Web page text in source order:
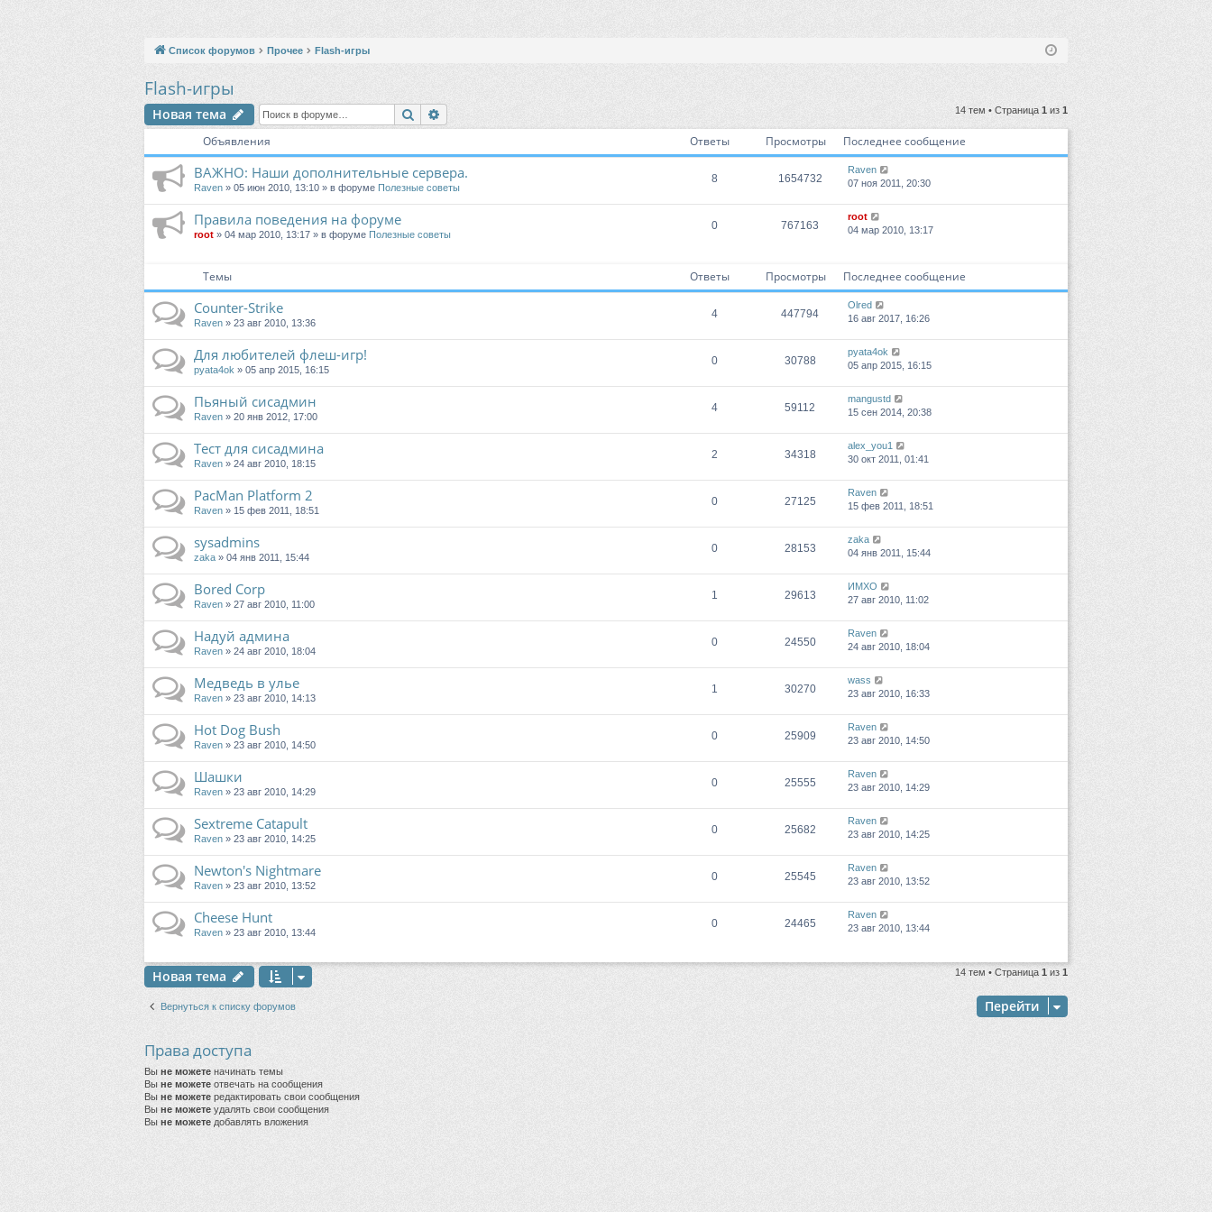
Список форумов Прочее Flash-игры
Flash-игры
Новая тема Поиск 14 тем • Страница 1 из 1
Объявления Ответы Просмотры Последнее сообщение
ВАЖНО: Наши дополнительные сервера.
Raven » 05 июн 2010, 13:10 » в форуме Полезные советы
8 1654732
Raven
07 ноя 2011, 20:30
Правила поведения на форуме
root » 04 мар 2010, 13:17 » в форуме Полезные советы
0 767163
root
04 мар 2010, 13:17
Темы Ответы Просмотры Последнее сообщение
Counter-Strike
Raven » 23 авг 2010, 13:36
4 447794
Olred
16 авг 2017, 16:26
Для любителей флеш-игр!
pyata4ok » 05 апр 2015, 16:15
0 30788
pyata4ok
05 апр 2015, 16:15
Пьяный сисадмин
Raven » 20 янв 2012, 17:00
4 59112
mangustd
15 сен 2014, 20:38
Тест для сисадмина
Raven » 24 авг 2010, 18:15
2 34318
alex_you1
30 окт 2011, 01:41
PacMan Platform 2
Raven » 15 фев 2011, 18:51
0 27125
Raven
15 фев 2011, 18:51
sysadmins
zaka » 04 янв 2011, 15:44
0 28153
zaka
04 янв 2011, 15:44
Bored Corp
Raven » 27 авг 2010, 11:00
1 29613
ИМХО
27 авг 2010, 11:02
Надуй админа
Raven » 24 авг 2010, 18:04
0 24550
Raven
24 авг 2010, 18:04
Медведь в улье
Raven » 23 авг 2010, 14:13
1 30270
wass
23 авг 2010, 16:33
Hot Dog Bush
Raven » 23 авг 2010, 14:50
0 25909
Raven
23 авг 2010, 14:50
Шашки
Raven » 23 авг 2010, 14:29
0 25555
Raven
23 авг 2010, 14:29
Sextreme Catapult
Raven » 23 авг 2010, 14:25
0 25682
Raven
23 авг 2010, 14:25
Newton's Nightmare
Raven » 23 авг 2010, 13:52
0 25545
Raven
23 авг 2010, 13:52
Cheese Hunt
Raven » 23 авг 2010, 13:44
0 24465
Raven
23 авг 2010, 13:44
Новая тема 14 тем • Страница 1 из 1
Вернуться к списку форумов Перейти
Права доступа
Вы не можете начинать темы
Вы не можете отвечать на сообщения
Вы не можете редактировать свои сообщения
Вы не можете удалять свои сообщения
Вы не можете добавлять вложения